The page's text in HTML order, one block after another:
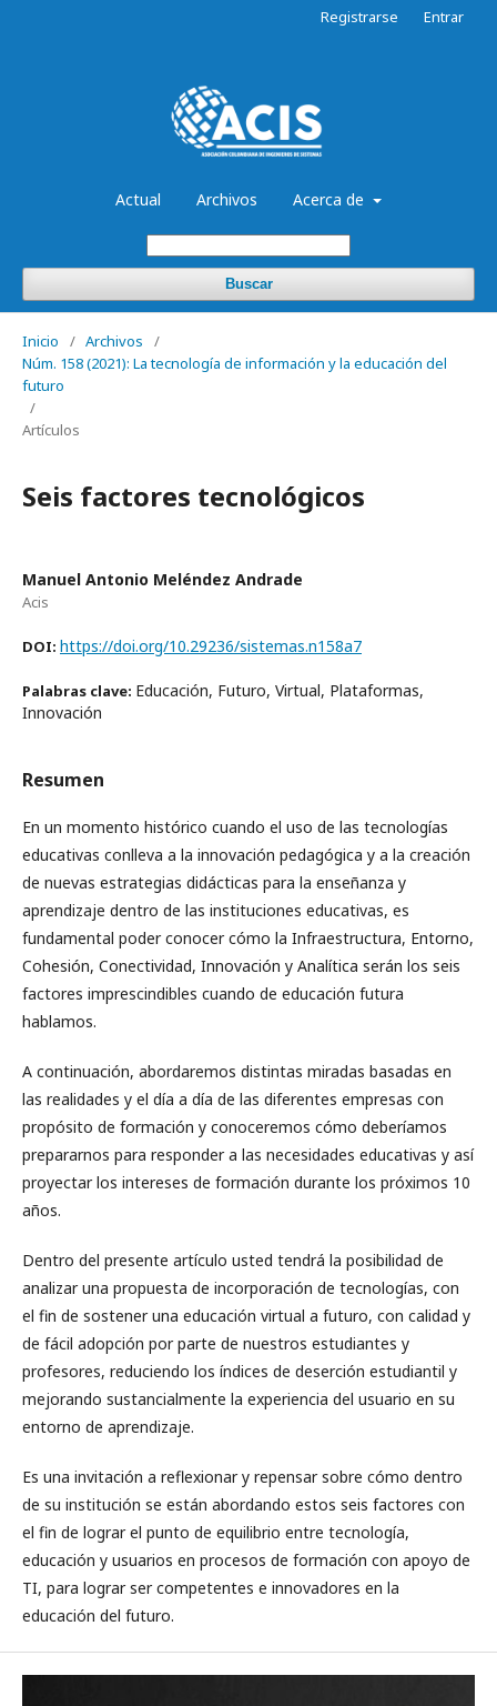
Actual Archivos Acerca de
Buscar
Registrarse Entrar
Inicio / Archivos
/
Núm. 158 (2021): La tecnología de información y la educación del
futuro
/
Artículos
Seis factores tecnológicos
Manuel Antonio Meléndez Andrade
Acis
DOI: https://doi.org/10.29236/sistemas.n158a7
Palabras clave: Educación, Futuro, Virtual, Plataformas,
Innovación
Resumen
En un momento histórico cuando el uso de las tecnologías
educativas conlleva a la innovación pedagógica y a la creación
de nuevas estrategias didácticas para la enseñanza y
aprendizaje dentro de las instituciones educativas, es
fundamental poder conocer cómo la Infraestructura, Entorno,
Cohesión, Conectividad, Innovación y Analítica serán los seis
factores imprescindibles cuando de educación futura
hablamos.
A continuación, abordaremos distintas miradas basadas en
las realidades y el día a día de las diferentes empresas con
propósito de formación y conoceremos cómo deberíamos
prepararnos para responder a las necesidades educativas y así
proyectar los intereses de formación durante los próximos 10
años.
Dentro del presente artículo usted tendrá la posibilidad de
analizar una propuesta de incorporación de tecnologías, con
el fin de sostener una educación virtual a futuro, con calidad y
de fácil adopción por parte de nuestros estudiantes y
profesores, reduciendo los índices de deserción estudiantil y
mejorando sustancialmente la experiencia del usuario en su
entorno de aprendizaje.
Es una invitación a reflexionar y repensar sobre cómo dentro
de su institución se están abordando estos seis factores con
el fin de lograr el punto de equilibrio entre tecnología,
educación y usuarios en procesos de formación con apoyo de
TI, para lograr ser competentes e innovadores en la
educación del futuro.